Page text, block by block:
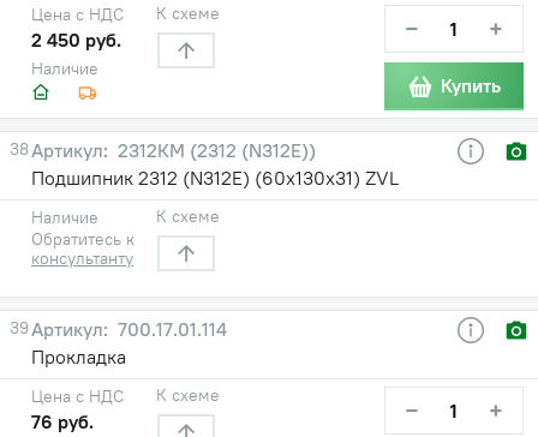
Наличие
Цена с НДС
2 450 руб.
К схеме − +
Купить
38
2312КМ (2312 (N312E))
Подшипник 2312 (N312E) (60х130х31) ZVL
Наличие
Обратитесь к
консультанту
К схеме
39
700.17.01.114
Прокладка
Цена с НДС
76 руб.
К схеме − +